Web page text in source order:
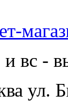
вс -
ул.